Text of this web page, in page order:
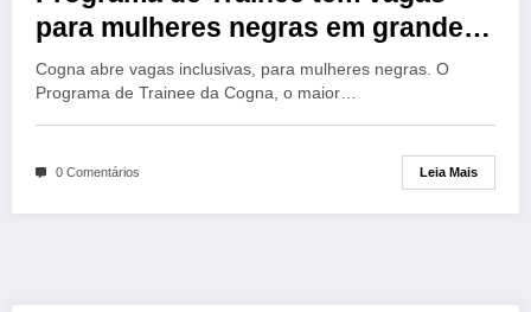
para mulheres negras em grande
grupo de educação
Cogna abre vagas inclusivas, para mulheres negras. O
Programa de Trainee da Cogna, o maior…
0 Comentários Leia Mais